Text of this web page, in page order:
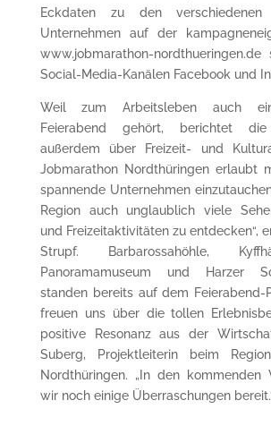
Eckdaten zu den
Unternehmen auf der
www.jobmarathon-
Social-Media-Kanälen Facebook und
Weil zum Arbeitsleben auch
Feierabend gehört, berichtet die
außerdem über Freizeit- und
Jobmarathon Nordthüringen erlaubt
spannende Unternehmen
Region auch unglaublich viele
und Freizeitaktivitäten zu entdecken“,
Strupf. Barbarossahöhle,
Panoramamuseum und Harzer
standen bereits auf dem Feierabend-
freuen uns über die tollen
positive Resonanz aus der
Suberg, Projektleiterin beim
Nordthüringen. „In den kommenden
wir noch einige Überraschungen